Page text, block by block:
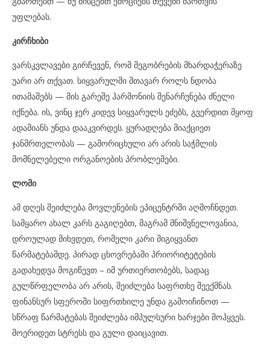
უფლებას.
კირჩხიბი
ვარსკვლავები გირჩევენ, რომ მეგობრების მხარდაჭერაზე
უარი არ თქვათ. სიყვარულში მთავარ როლს ნდობა
ითამაშებს — მის გარეშე ჰარმონიის შენარჩუნება ძნელი
იქნება. ის, ვინც ჯერ კიდევ სიყვარულს ეძებს, გვერდით მყოფ
ადამიანს უნდა დააკვირდეს. ყურადღება მიაქციეთ
ჯანმრთელობას — გამორიცხული არ არის საჭმლის
მომნელებელი ორგანოების პრობლემები.
ლომი
ამ დღეს შეიძლება მოვლენების ეპიცენტრში აღმოჩნდეთ.
სამყარო ახალ კარს გაგიღებთ, მაგრამ მნიშვნელოვანია,
დროულად მიხვდეთ, რომელი კარი მიგიყვანთ
წარმატებამდე. პირად ცხოვრებაში პრიორიტეტების
გადახედვა მოგიწევთ – იმ ურთიერთობებს, სადაც
გულწრფელობა არ არის, შეიძლება საფრთხე შეექმნას.
ფინანსურ სფეროში სიფრთხილე უნდა გამოიჩინოთ —
სწრაფ წარმატებას შეიძლება იმპულსური ხარჯები მოჰყვეს.
მოერიდეთ სტრესს და გული დაიცავით.